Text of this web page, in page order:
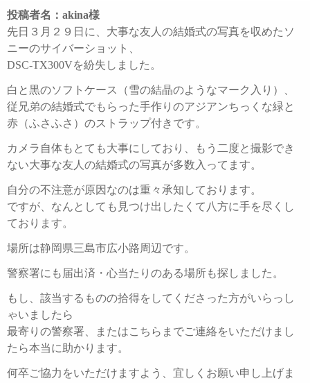
投稿者名：akina様
先日３月２９日に、大事な友人の結婚式の写真を収めたソ
ニーのサイバーショット、
DSC-TX300Vを紛失しました。
白と黒のソフトケース（雪の結晶のようなマーク入り）、
従兄弟の結婚式でもらった手作りのアジアンちっくな緑と
赤（ふさふさ）のストラップ付きです。
カメラ自体もとても大事にしており、もう二度と撮影でき
ない大事な友人の結婚式の写真が多数入ってます。
自分の不注意が原因なのは重々承知しております。
ですが、なんとしても見つけ出したくて八方に手を尽くし
ております。
場所は静岡県三島市広小路周辺です。
警察署にも届出済・心当たりのある場所も探しました。
もし、該当するものの拾得をしてくださった方がいらっし
ゃいましたら
最寄りの警察署、またはこちらまでご連絡をいただけまし
たら本当に助かります。
何卒ご協力をいただけますよう、宜しくお願い申し上げま